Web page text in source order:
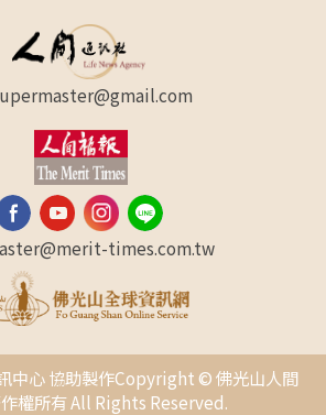
times.com.tw
中心 協助製作Copyright © 佛光山人間
權所有 All Rights Reserved.